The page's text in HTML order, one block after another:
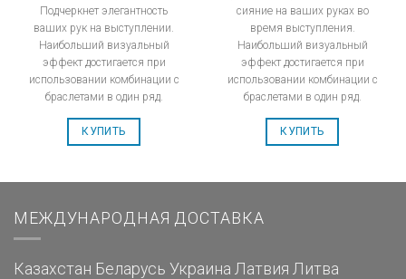
Подчеркнет элегантность
ваших рук на выступлении.
Наибольший визуальный
эффект достигается при
использовании комбинации с
браслетами в один ряд.
КУПИТЬ
сияние на ваших руках во
время выступления.
Наибольший визуальный
эффект достигается при
использовании комбинации с
браслетами в один ряд.
КУПИТЬ
МЕЖДУНАРОДНАЯ ДОСТАВКА
Казахстан Беларусь Украина Латвия Литва